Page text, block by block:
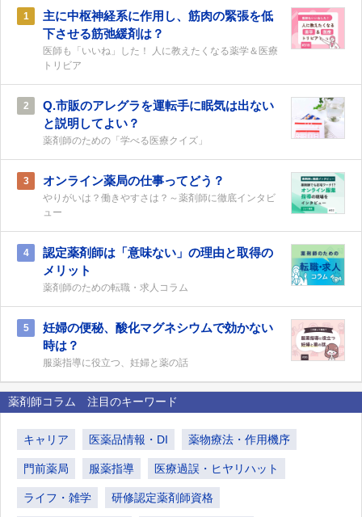
1
主に中枢神経系に作用し、筋肉の緊張を低
下させる筋弛緩剤は？
医師も「いいね」した！ 人に教えたくなる薬学＆医療
トリビア
2
Q.市販のアレグラを運転手に眠気は出ない
と説明してよい？
薬剤師のための「学べる医療クイズ」
3 オンライン薬局の仕事ってどう？
やりがいは？働きやすさは？～薬剤師に徹底インタビ
ュー
4
認定薬剤師は「意味ない」の理由と取得の
メリット
薬剤師のための転職・求人コラム
5
妊婦の便秘、酸化マグネシウムで効かない
時は？
服薬指導に役立つ、妊婦と薬の話
薬剤師コラム 注目のキーワード
キャリア 医薬品情報・DI 薬物療法・作用機序
門前薬局 服薬指導 医療過誤・ヒヤリハット
ライフ・雑学 研修認定薬剤師資格